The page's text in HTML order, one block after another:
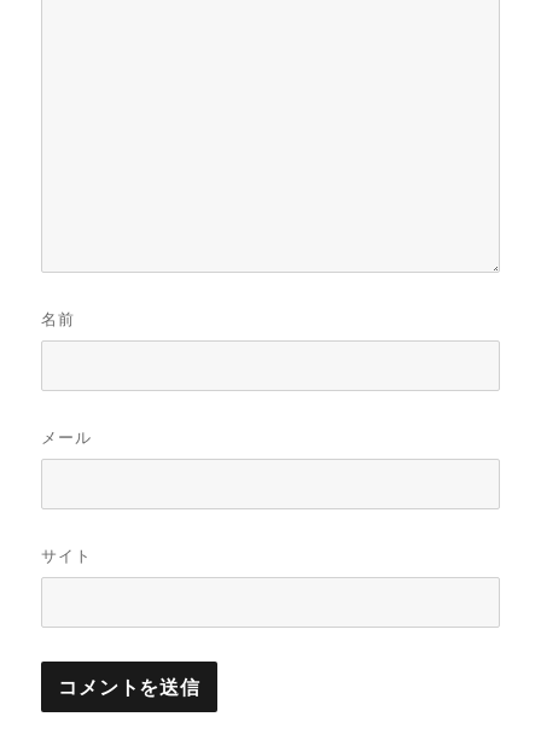
名前
メール
サイト